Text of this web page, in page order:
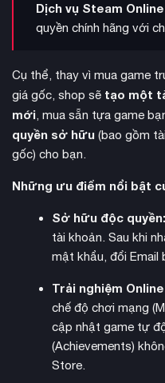
Hệ thốngchiến đấuđa
và tầm xa. Người chơi có
búa từ đá để đối đầu với
nhện độc, bọ rùa hung dữ.
Dịch vụ Steam Online
quyền chính hãng với
Cụ thể, thay vì mua game
giá gốc, shop sẽ tạo một
mới, mua sẵn tựa game
quyền sở hữu (bao gồm
gốc) cho bạn.
Những ưu điểm nổi bật
Sở hữu độc quyền:
tài khoản. Sau khi
mật khẩu, đổi Email
Trải nghiệm Online
chế độ chơi mạng
cập nhật game tự
(Achievements)
Store.